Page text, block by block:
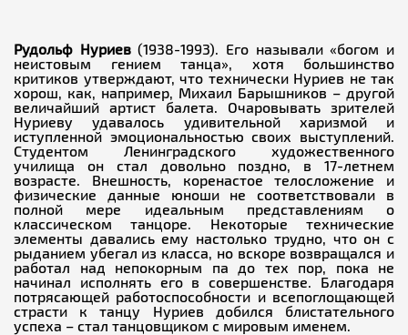
Рудольф Нуриев(1938-1993). Его называли «богом и
неистовым гением танца», хотя большинство
критиков утверждают, что технически Нуриев не так
хорош, как, например, Михаил Барышников – другой
величайший артист балета. Очаровывать зрителей
Нуриеву удавалось удивительной харизмой и
иступленной эмоциональностью своих выступлений.
Студентом Ленинградского художественного
училища он стал довольно поздно, в 17-летнем
возрасте. Внешность, коренастое телосложение и
физические данные юноши не соответствовали в
полной мере идеальным представлениям о
классическом танцоре. Некоторые технические
элементы давались ему настолько трудно, что он с
рыданием убегал из класса, но вскоре возвращался и
работал над непокорным па до тех пор, пока не
начинал исполнять его в совершенстве. Благодаря
потрясающей работоспособности и всепоглощающей
страсти к танцу Нуриев добился блистательного
успеха – стал танцовщиком с мировым именем.